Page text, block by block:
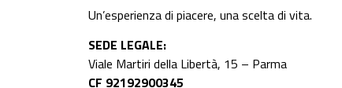
Un’esperienza di piacere, una scelta di vita.
SEDE LEGALE:
Viale Martiri della Libertà, 15 – Parma
CF 92192900345